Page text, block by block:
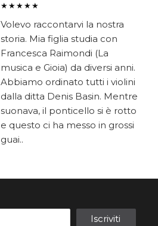
★★★★★
Volevo raccontarvi la nostra
storia. Mia figlia studia con
Francesca Raimondi (La
musica e Gioia) da diversi anni.
Abbiamo ordinato tutti i violini
dalla ditta Denis Basin. Mentre
suonava, il ponticello si è rotto
e questo ci ha messo in grossi
guai..
Iscriviti